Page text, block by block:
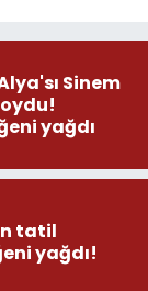
Sinem
yağdı
tatil
yağdı!